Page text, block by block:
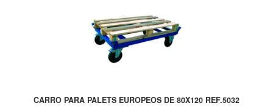
CARRO PARA PALETS EUROPEOS DE 80X120 REF.5032